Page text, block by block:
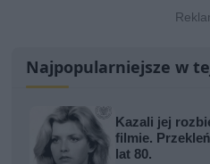
Najpopularniejsze w
Kazali jej
filmie.
lat 80.